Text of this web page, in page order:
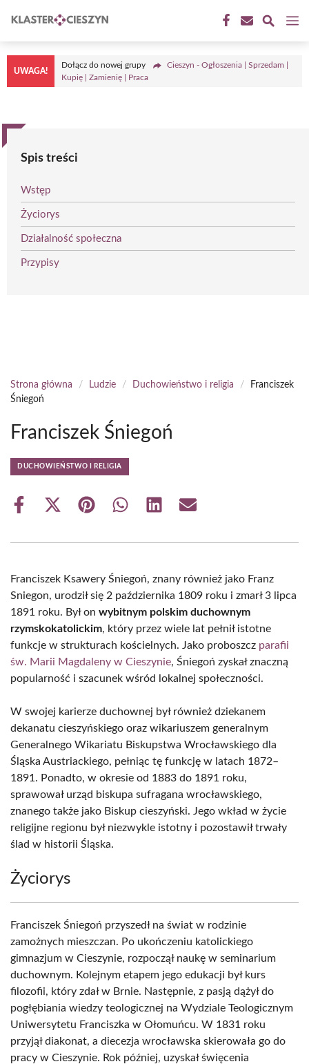
do
treści
UWAGA!
Dołącz do nowej grupy
Cieszyn - Ogłoszenia | Sprzedam |
Kupię | Zamienię | Praca
Spis treści
Wstęp
Życiorys
Działalność społeczna
Przypisy
Strona główna / Ludzie / Duchowieństwo i religia /
Franciszek
Śniegoń
Franciszek Śniegoń
DUCHOWIEŃSTWO I RELIGIA
Share
Share
(Twitter)
Share Share Share Share
Franciszek Ksawery Śniegoń, znany również jako Franz
Sniegon, urodził się 2 października 1809 roku i zmarł 3 lipca
1891 roku. Był on wybitnym polskim duchownym
rzymskokatolickim, który przez wiele lat pełnił istotne
funkcje w strukturach kościelnych. Jako proboszcz parafii
św. Marii Magdaleny w Cieszynie, Śniegoń zyskał znaczną
popularność i szacunek wśród lokalnej społeczności.
W swojej karierze duchownej był również dziekanem
dekanatu cieszyńskiego oraz wikariuszem generalnym
Generalnego Wikariatu Biskupstwa Wrocławskiego dla
Śląska Austriackiego, pełniąc tę funkcję w latach 1872–
1891. Ponadto, w okresie od 1883 do 1891 roku,
sprawował urząd biskupa sufragana wrocławskiego,
znanego także jako Biskup cieszyński. Jego wkład w życie
religijne regionu był niezwykle istotny i pozostawił trwały
ślad w historii Śląska.
Życiorys
Franciszek Śniegoń przyszedł na świat w rodzinie
zamożnych mieszczan. Po ukończeniu katolickiego
gimnazjum w Cieszynie, rozpoczął naukę w seminarium
duchownym. Kolejnym etapem jego edukacji był kurs
filozofii, który zdał w Brnie. Następnie, z pasją dążył do
pogłębiania wiedzy teologicznej na Wydziale Teologicznym
Uniwersytetu Franciszka w Ołomuńcu. W 1831 roku
przyjął diakonat, a diecezja wrocławska skierowała go do
pracy w Cieszynie. Rok później, uzyskał święcenia